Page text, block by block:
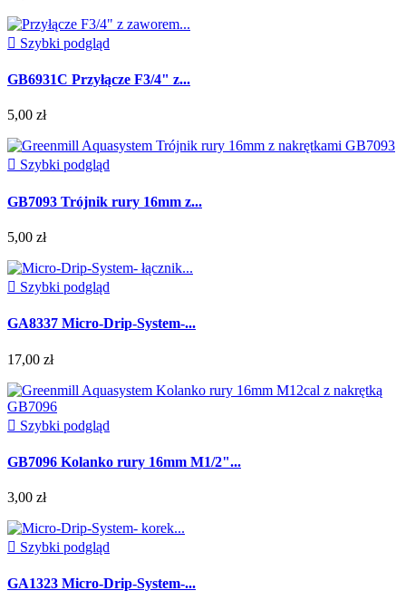
 Szybki podgląd
GB6931C Przyłącze F3/4" z...
5,00 zł
 Szybki podgląd
GB7093 Trójnik rury 16mm z...
5,00 zł
 Szybki podgląd
GA8337 Micro-Drip-System-...
17,00 zł
 Szybki podgląd
GB7096 Kolanko rury 16mm M1/2"...
3,00 zł
 Szybki podgląd
GA1323 Micro-Drip-System-...